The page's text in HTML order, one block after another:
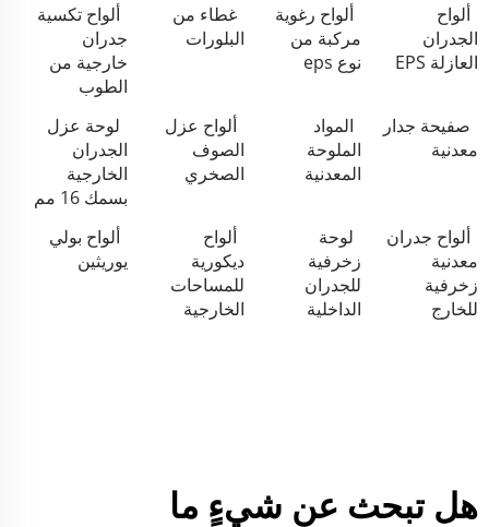
ألواح
الجدران
العازلة EPS
ألواح رغوية
مركبة من
نوع eps
غطاء من
البلورات
ألواح تكسية
جدران
خارجية من
الطوب
صفيحة جدار
معدنية
المواد
الملوحة
المعدنية
ألواح عزل
الصوف
الصخري
لوحة عزل
الجدران
الخارجية
بسمك 16 مم
ألواح جدران
معدنية
زخرفية
للخارج
لوحة
زخرفية
للجدران
الداخلية
ألواح
ديكورية
للمساحات
الخارجية
ألواح بولي
يوريثين
هل تبحث عن شيءٍ ما